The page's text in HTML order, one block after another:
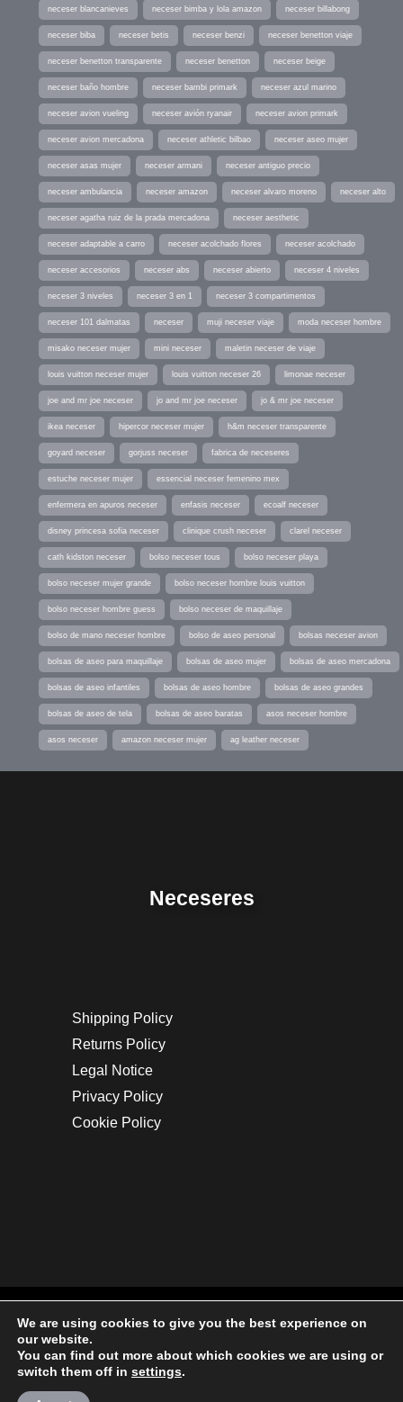
neceser blancanieves neceser bimba y lola amazon neceser billabong
neceser biba neceser betis neceser benzi neceser benetton viaje
neceser benetton transparente neceser benetton neceser beige
neceser baño hombre neceser bambi primark neceser azul marino
neceser avion vueling neceser avión ryanair neceser avion primark
neceser avion mercadona neceser athletic bilbao neceser aseo mujer
neceser asas mujer neceser armani neceser antiguo precio
neceser ambulancia neceser amazon neceser alvaro moreno neceser alto
neceser agatha ruiz de la prada mercadona neceser aesthetic
neceser adaptable a carro neceser acolchado flores neceser acolchado
neceser accesorios neceser abs neceser abierto neceser 4 niveles
neceser 3 niveles neceser 3 en 1 neceser 3 compartimentos
neceser 101 dalmatas neceser muji neceser viaje moda neceser hombre
misako neceser mujer mini neceser maletin neceser de viaje
louis vuitton neceser mujer louis vuitton neceser 26 limonae neceser
joe and mr joe neceser jo and mr joe neceser jo & mr joe neceser
ikea neceser hipercor neceser mujer h&m neceser transparente
goyard neceser gorjuss neceser fabrica de neceseres
estuche neceser mujer essencial neceser femenino mex
enfermera en apuros neceser enfasis neceser ecoalf neceser
disney princesa sofia neceser clinique crush neceser clarel neceser
cath kidston neceser bolso neceser tous bolso neceser playa
bolso neceser mujer grande bolso neceser hombre louis vuitton
bolso neceser hombre guess bolso neceser de maquillaje
bolso de mano neceser hombre bolso de aseo personal bolsas neceser avion
bolsas de aseo para maquillaje bolsas de aseo mujer bolsas de aseo mercadona
bolsas de aseo infantiles bolsas de aseo hombre bolsas de aseo grandes
bolsas de aseo de tela bolsas de aseo baratas asos neceser hombre
asos neceser amazon neceser mujer ag leather neceser
Neceseres
Shipping Policy
Returns Policy
Legal Notice
Privacy Policy
Cookie Policy
Copyright © 2025. All rights reserved.
We are using cookies to give you the best experience on
our website.
You can find out more about which cookies we are using or
switch them off in settings.